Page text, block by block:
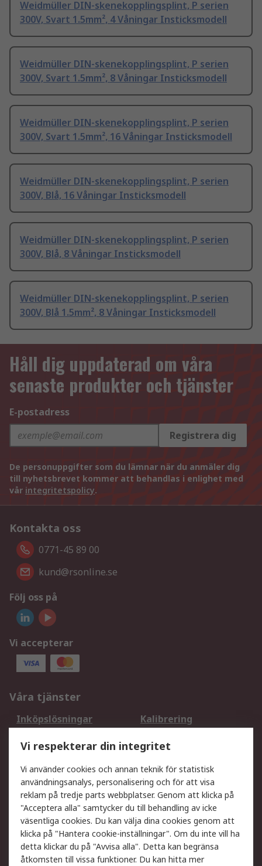
Weidmüller DIN-skenekopplingsplint, P serien
300V, Svart 1.5mm², 4 Våningar Insticksmodell
Weidmüller DIN-skenekopplingsplint, P serien
300V, Svart 1.5mm², 8 Våningar Insticksmodell
Weidmüller DIN-skenekopplingsplint, P serien
300V, Svart 1.5mm², 16 Våningar Insticksmodell
Weidmüller DIN-skenekopplingsplint, P serien
300V, Blå, 16 Våningar Insticksmodell
Weidmüller DIN-skenekopplingsplint, P serien
300V, Blå, 8 Våningar Insticksmodell
Weidmüller DIN-skenekopplingsplint, P serien
300V, Blå 1.5mm², 8 Våningar Insticksmodell
Håll dig uppdaterad om våra
senaste produkter och tjänster
E-postadress
Registrera dig
De personuppgifter som du lämnar när du anmäler dig
till nyhetsbrevet kommer att behandlas i enlighet med
vår integritetspolicy.
Kontakta oss
0771-45 89 00
kund@rsonline.se
Följ oss på
Vi accepterar
Våra tjänster
Inköpslösningar
Kalibrering
DesignSpark
Teknisk Support
Ditt lokala säljteam
Exportlösningar
Support
Få hjälp
Retur av varor
Leverans
Spåra din order
Begär en fakturakopi
Fördelar med RS-konto
Vi respekterar din integritet
Vi använder cookies och annan teknik för statistisk
användningsanalys, personalisering och för att visa
reklam på tredje parts webbplatser. Genom att klicka på
"Acceptera alla" samtycker du till behandling av icke
väsentliga cookies. Du kan välja dina cookies genom att
klicka på "Hantera cookie-inställningar". Om du inte vill ha
detta klickar du på "Avvisa alla". Detta kan begränsa
åtkomsten till vissa funktioner. Du kan hitta mer